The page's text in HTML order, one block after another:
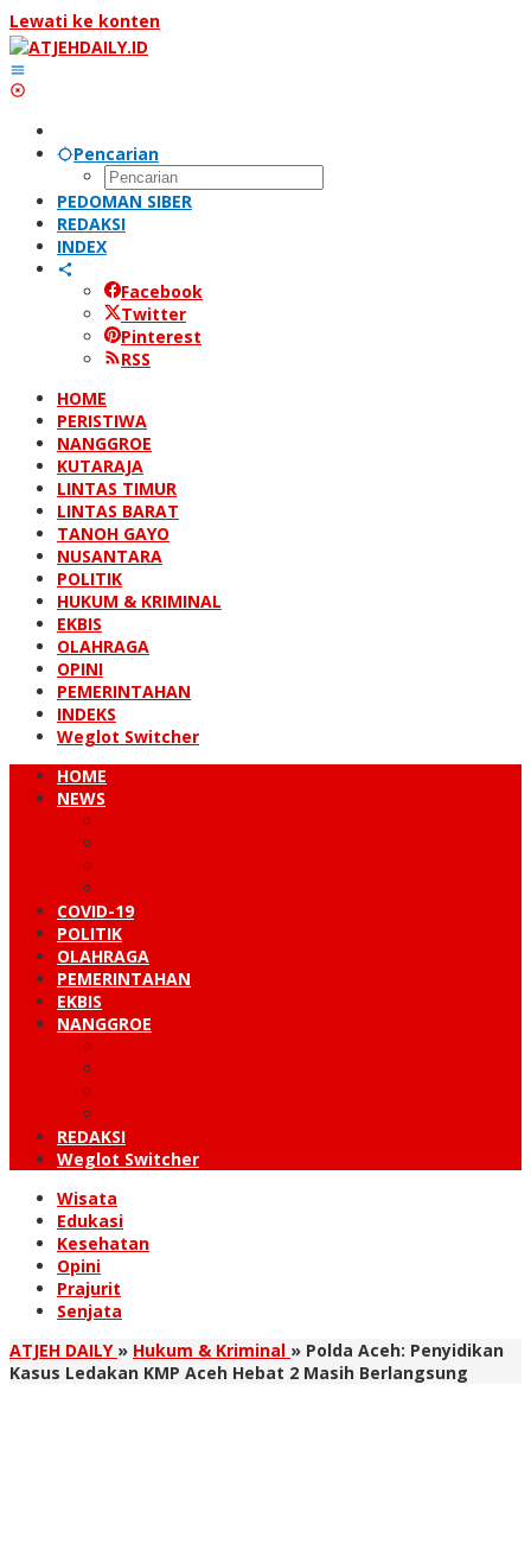
Lewati ke konten
Pencarian
PEDOMAN SIBER
REDAKSI
INDEX
Facebook
Twitter
Pinterest
RSS
HOME
PERISTIWA
NANGGROE
KUTARAJA
LINTAS TIMUR
LINTAS BARAT
TANOH GAYO
NUSANTARA
POLITIK
HUKUM & KRIMINAL
EKBIS
OLAHRAGA
OPINI
PEMERINTAHAN
INDEKS
Weglot Switcher
HOME
NEWS
COVID-19
POLITIK
OLAHRAGA
PEMERINTAHAN
EKBIS
NANGGROE
REDAKSI
Weglot Switcher
Wisata
Edukasi
Kesehatan
Opini
Prajurit
Senjata
ATJEH DAILY » Hukum & Kriminal » Polda Aceh: Penyidikan
Kasus Ledakan KMP Aceh Hebat 2 Masih Berlangsung